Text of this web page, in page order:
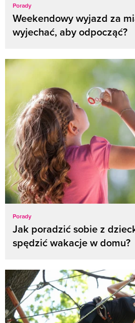
Porady
Weekendowy wyjazd za
wyjechać, aby odpocząć?
Porady
Jak poradzić sobie z
spędzić wakacje w domu?